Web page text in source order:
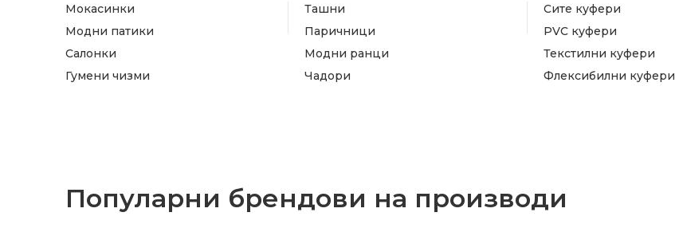
Мокасинки
Модни патики
Салонки
Гумени чизми
Ташни
Паричници
Модни ранци
Чадори
Сите куфери
PVC куфери
Текстилни куфери
Флексибилни куфери
Популарни брендови на производи